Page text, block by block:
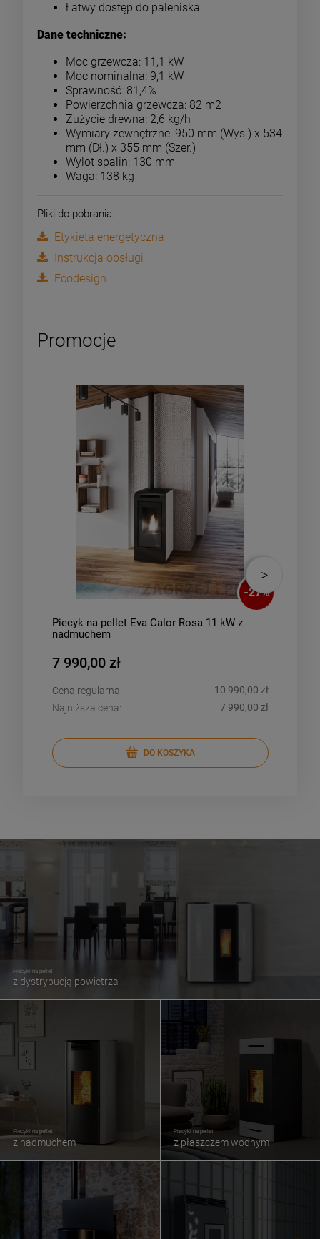
Łatwy dostęp do paleniska
Dane techniczne:
Moc grzewcza: 11,1 kW
Moc nominalna: 9,1 kW
Sprawność: 81,4%
Powierzchnia grzewcza: 82 m2
Zużycie drewna: 2,6 kg/h
Wymiary zewnętrzne: 950 mm (Wys.) x 534
mm (Dł.) x 355 mm (Szer.)
Wylot spalin: 130 mm
Waga: 138 kg
Pliki do pobrania:
Etykieta energetyczna
Instrukcja obsługi
Ecodesign
Promocje
-27%
Piecyk na pellet Eva Calor Rosa 11 kW z
nadmuchem
7 990,00 zł
Cena regularna:
10 990,00 zł
Najniższa cena:
7 990,00 zł
DO KOSZYKA
Piecyki na pellet
z dystrybucją powietrza
Piecyki na pellet
z nadmuchem
Piecyki na pellet
z płaszczem wodnym